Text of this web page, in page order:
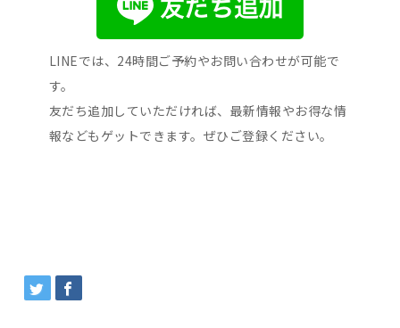
LINEでは、24時間ご予約やお問い合わせが可能で
す。
友だち追加していただければ、最新情報やお得な情
報などもゲットできます。ぜひご登録ください。